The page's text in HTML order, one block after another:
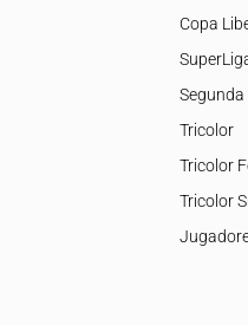
Copa
Tricolor
Tricolor
Tricolor